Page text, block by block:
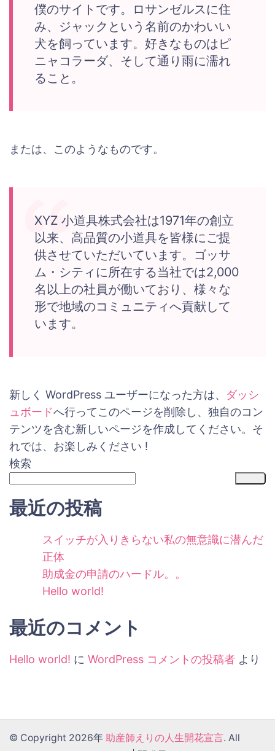
僕のサイトです。ロサンゼルスに住
み、ジャックという名前のかわいい
犬を飼っています。好きなものはピ
ニャコラーダ、そして通り雨に濡れ
ること。
または、このようなものです。
XYZ 小道具株式会社は1971年の創立
以来、高品質の小道具を皆様にご提
供させていただいています。ゴッサ
ム・シティに所在する当社では2,000
名以上の社員が働いており、様々な
形で地域のコミュニティへ貢献して
います。
新しく WordPress ユーザーになった方は、 ダッシ
ュボードへ行ってこのページを削除し、独自のコン
テンツを含む新しいページを作成してください。そ
れでは、お楽しみください !
検索
最近の投稿
スイッチが入りきらない私の無意識に潜んだ
正体
助成金の申請のハードル。。
Hello world!
最近のコメント
Hello world! に WordPress コメントの投稿者 より
© Copyright 2026年 助産師えりの人生開花宣言. All